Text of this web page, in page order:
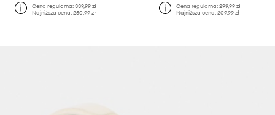
Cena regularna:339,99 zł
Najniższa cena:250,99 zł
Cena regularna: 299,99 zł
Najniższa cena: 209,99 zł